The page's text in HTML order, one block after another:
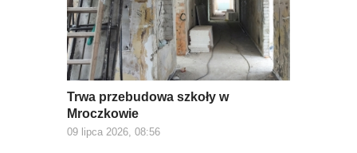
Trwa przebudowa szkoły w
Mroczkowie
09 lipca 2026, 08:56